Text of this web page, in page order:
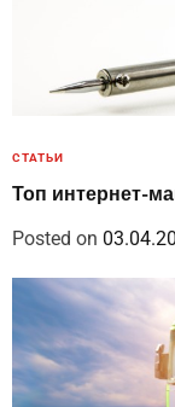
СТАТЬИ
Топ интернет-
Posted on